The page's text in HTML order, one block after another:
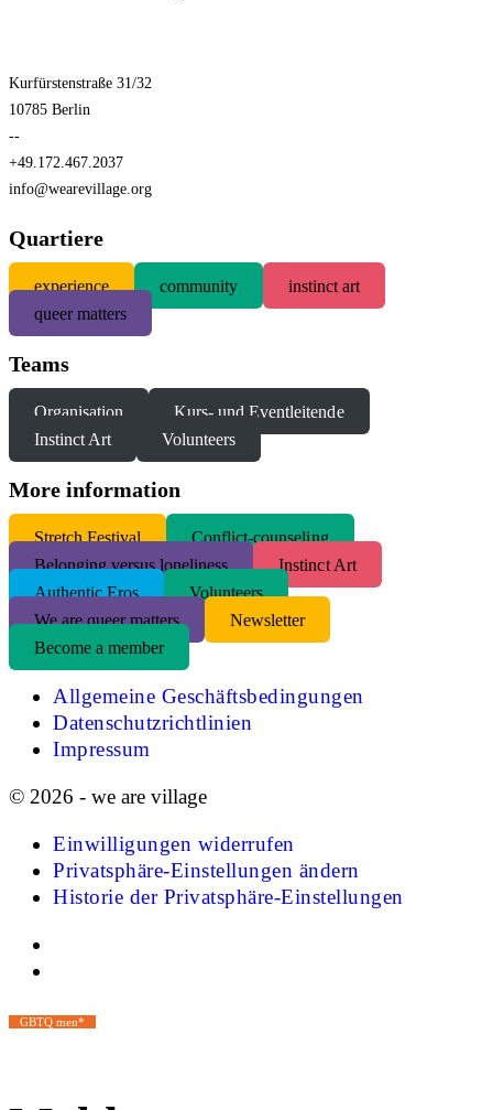
Kurfürstenstraße 31/32
10785 Berlin
--
+49.172.467.2037
info@wearevillage.org
Quartiere
experience community
instinct art
queer matters
Teams
Organisation
Kurs- und Eventleitende
Instinct Art
Volunteers
More information
Stretch Festival
Conflict-counseling
Belonging versus loneliness
Instinct Art
Authentic Eros
Volunteers
We are queer matters
Newsletter
Become a member
Allgemeine Geschäftsbedingungen
Datenschutzrichtlinien
Impressum
© 2026 - we are village
Einwilligungen widerrufen
Privatsphäre-Einstellungen ändern
Historie der Privatsphäre-Einstellungen
GBTQ men*